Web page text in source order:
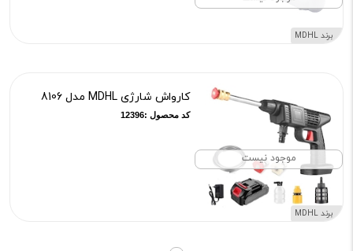
برند MDHL
موجود نیست
برند MDHL
کارواش شارژی MDHL مدل 8106
کد محصول :12396